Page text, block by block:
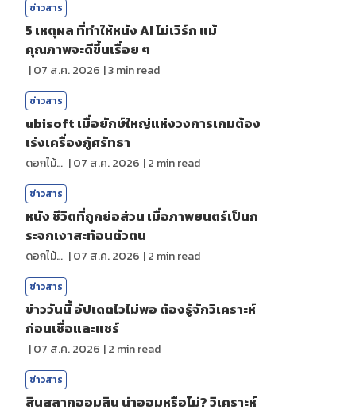
ข่าวสาร
5 เหตุผล ที่ทำให้หนัง AI ไม่เวิร์ก แม้
คุณภาพจะดีขึ้นเรื่อย ๆ
|07 ส.ค. 2026 |3min read
ข่าวสาร
ubisoft เมื่อยักษ์ใหญ่แห่งวงการเกมต้อง
เร่งเครื่องกู้ศรัทธา
ดอกไม้กับสายน้ำ |07 ส.ค. 2026 |2 min read
ข่าวสาร
หนัง ชีวิตที่ถูกย่อส่วน เมื่อภาพยนตร์เป็นก
ระจกเงาสะท้อนตัวตน
ดอกไม้กับสายน้ำ |07 ส.ค. 2026 |2 min read
ข่าวสาร
ข่าววันนี้ อัปเดตไวไม่พอ ต้องรู้จักวิเคราะห์
ก่อนเชื่อและแชร์
|07 ส.ค. 2026 |2 min read
ข่าวสาร
สินสลากออมสิน น่าออมหรือไม่? วิเคราะห์